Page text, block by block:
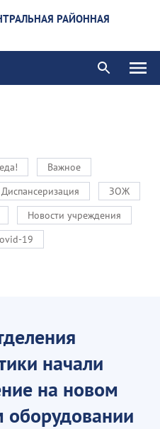
РАЙОННАЯ
Важное
Диспансеризация
ЗОЖ
Новости учреждения
19
начали
на новом
оборудовании